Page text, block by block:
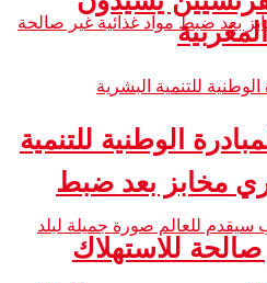
مسيري مخابز بعد ضبط
صالحة للاستهلاك
الوطنية للتنمية